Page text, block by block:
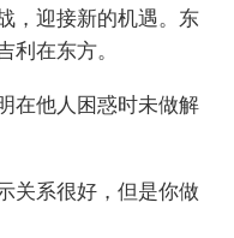
，迎接新的机遇。东
在东方。
在他人困惑时未做解
关系很好，但是你做